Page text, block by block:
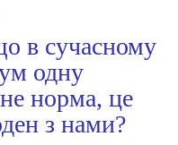
в сучасному
одну
норма, це
з нами?